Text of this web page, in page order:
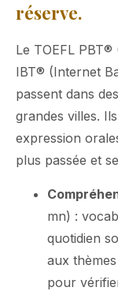
réserve.
Le TOEFL
IBT® (Internet
passent dans
grandes villes.
expression
plus passée et
mn) :
quotidien
aux
pour